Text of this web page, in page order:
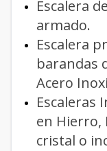
Escalera
armado.
Escalera
barandas
Acero
Escaleras
en Hierro,
cristal o